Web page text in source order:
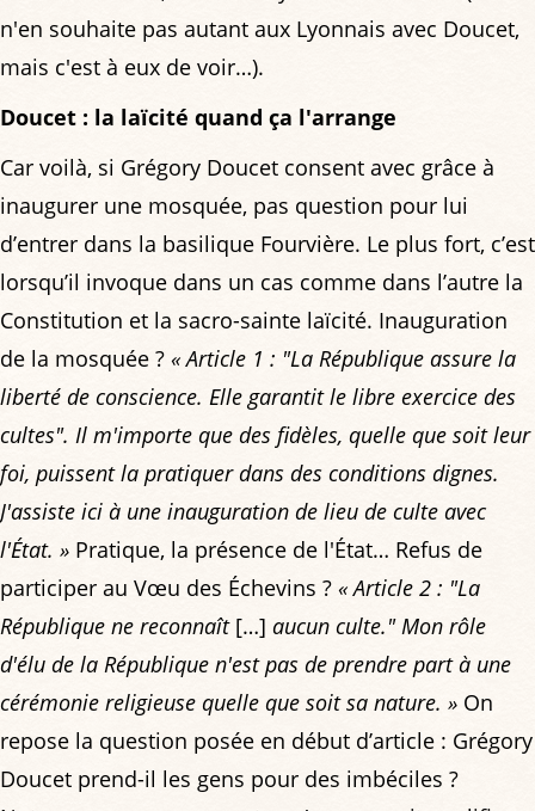
n'en souhaite pas autant aux Lyonnais avec Doucet,
mais c'est à eux de voir…).
Doucet : la laïcité quand ça l'arrange
Car voilà, si Grégory Doucet consent avec grâce à
inaugurer une mosquée, pas question pour lui
d’entrer dans la basilique Fourvière. Le plus fort, c’est
lorsqu’il invoque dans un cas comme dans l’autre la
Constitution et la sacro-sainte laïcité. Inauguration
de la mosquée ? « Article 1 : "La République assure la
liberté de conscience. Elle garantit le libre exercice des
cultes". Il m'importe que des fidèles, quelle que soit leur
foi, puissent la pratiquer dans des conditions dignes.
J'assiste ici à une inauguration de lieu de culte avec
l'État. » Pratique, la présence de l'État… Refus de
participer au Vœu des Échevins ? « Article 2 : "La
République ne reconnaît[…] aucun culte." Mon rôle
d'élu de la République n'est pas de prendre part à une
cérémonie religieuse quelle que soit sa nature. » On
repose la question posée en début d’article : Grégory
Doucet prend-il les gens pour des imbéciles ?